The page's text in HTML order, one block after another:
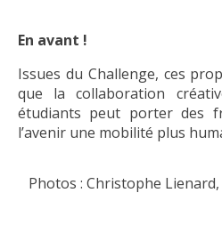
En avant !
Issues du Challenge, ces
que la collaboration
étudiants peut porter des
l’avenir une mobilité plus
Photos : Christophe